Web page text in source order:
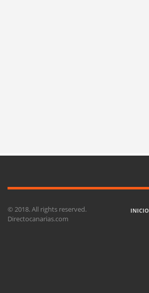
INICIO
© 2018. All rights reserved.
Directocanarias.com